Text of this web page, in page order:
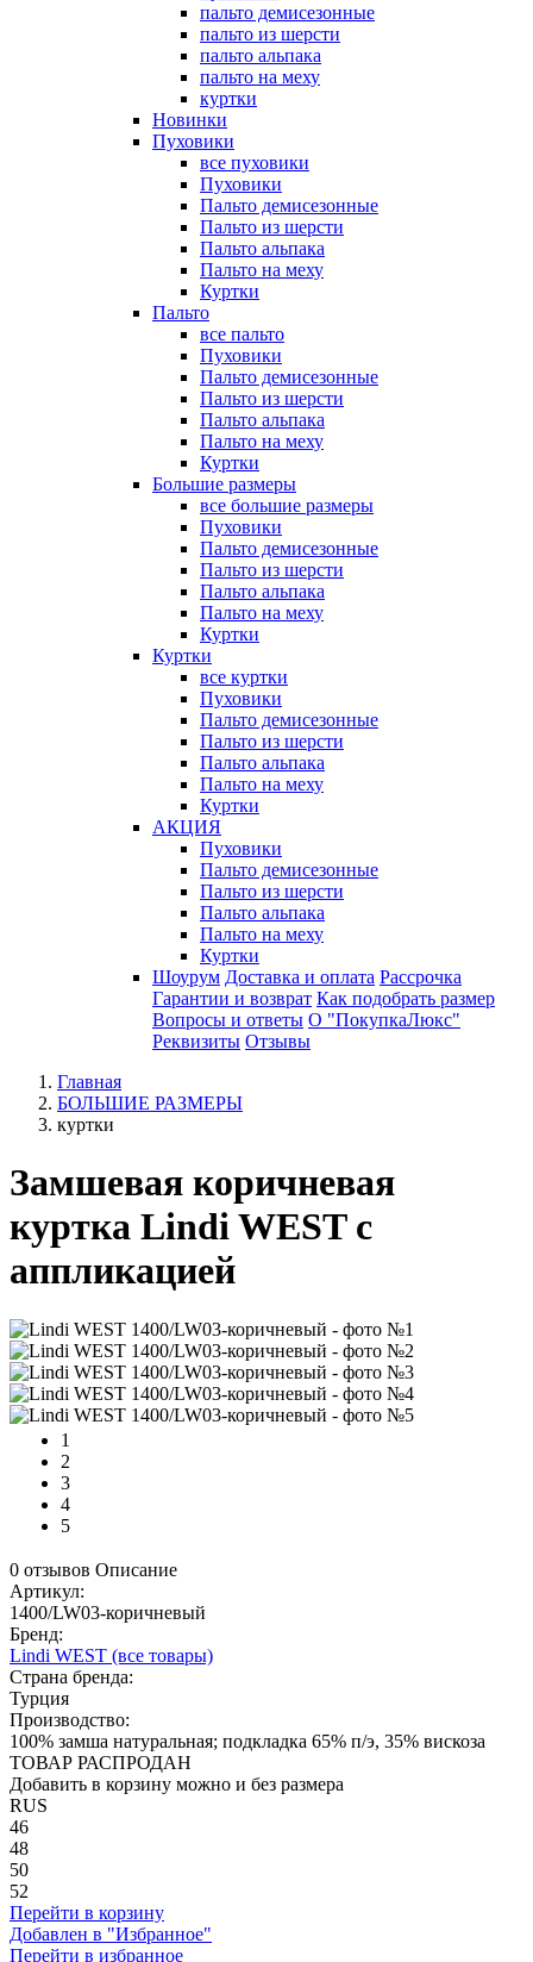
пальто демисезонные
пальто из шерсти
пальто альпака
пальто на меху
куртки
Новинки
Пуховики
все пуховики
Пуховики
Пальто демисезонные
Пальто из шерсти
Пальто альпака
Пальто на меху
Куртки
Пальто
все пальто
Пуховики
Пальто демисезонные
Пальто из шерсти
Пальто альпака
Пальто на меху
Куртки
Большие размеры
все большие размеры
Пуховики
Пальто демисезонные
Пальто из шерсти
Пальто альпака
Пальто на меху
Куртки
Куртки
все куртки
Пуховики
Пальто демисезонные
Пальто из шерсти
Пальто альпака
Пальто на меху
Куртки
АКЦИЯ
Пуховики
Пальто демисезонные
Пальто из шерсти
Пальто альпака
Пальто на меху
Куртки
Шоурум Доставка и оплата Рассрочка
Гарантии и возврат Как подобрать размер
Вопросы и ответы О "ПокупкаЛюкс"
Реквизиты Отзывы
Главная
БОЛЬШИЕ РАЗМЕРЫ
куртки
Замшевая коричневая
куртка Lindi WEST с
аппликацией
1
2
3
4
5
0 отзывов Описание
Артикул:
1400/LW03-коричневый
Бренд:
Lindi WEST (все товары)
Страна бренда:
Турция
Производство:
100% замша натуральная; подкладка 65% п/э, 35% вискоза
ТОВАР РАСПРОДАН
Добавить в корзину можно и без размера
RUS
46
48
50
52
Перейти в корзину
Добавлен в "Избранное"
Перейти в избранное